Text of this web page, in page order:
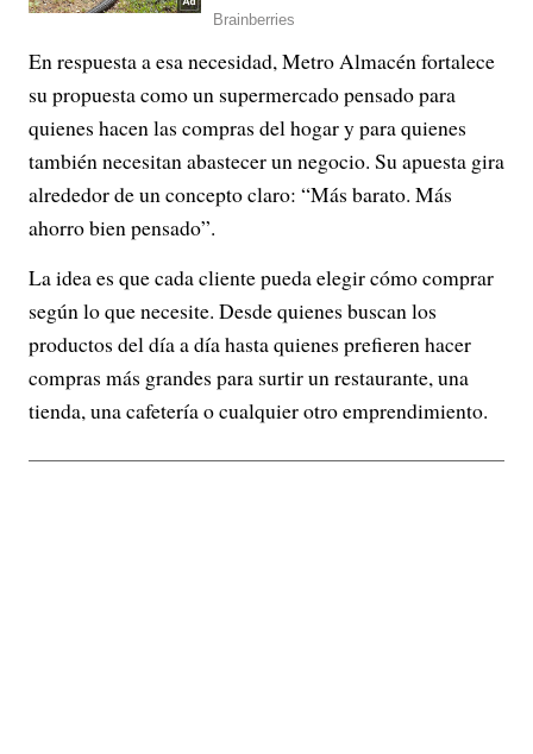
En respuesta a esa necesidad, Metro Almacén fortalece
su propuesta como un supermercado pensado para
quienes hacen las compras del hogar y para quienes
también necesitan abastecer un negocio. Su apuesta gira
alrededor de un concepto claro: “Más barato. Más
ahorro bien pensado”.
La idea es que cada cliente pueda elegir cómo comprar
según lo que necesite. Desde quienes buscan los
productos del día a día hasta quienes prefieren hacer
compras más grandes para surtir un restaurante, una
tienda, una cafetería o cualquier otro emprendimiento.